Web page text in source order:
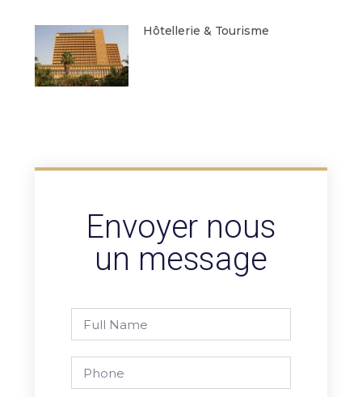
Hôtellerie & Tourisme
Envoyer nous
un message